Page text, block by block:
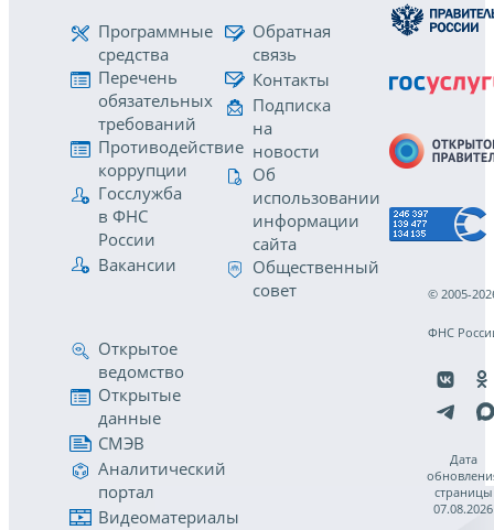
Программные
средства
Перечень
обязательных
требований
Противодействие
коррупции
Госслужба
в ФНС
России
Вакансии
Обратная
связь
Контакты
Подписка
на
новости
Об
использовании
информации
сайта
Общественный
совет
Открытое
ведомство
Открытые
данные
СМЭВ
Аналитический
портал
Видеоматериалы
© 2005-
ФНС
Дата
страницы
07.08.2026